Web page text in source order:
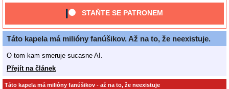
STAŇTE SE PATRONEM
Táto kapela má milióny fanúšikov. Až na to, že neexistuje.
O tom kam smeruje sucasne AI.
Přejít na článek
Táto kapela má milióny fanúšikov - až na to, že neexistuje